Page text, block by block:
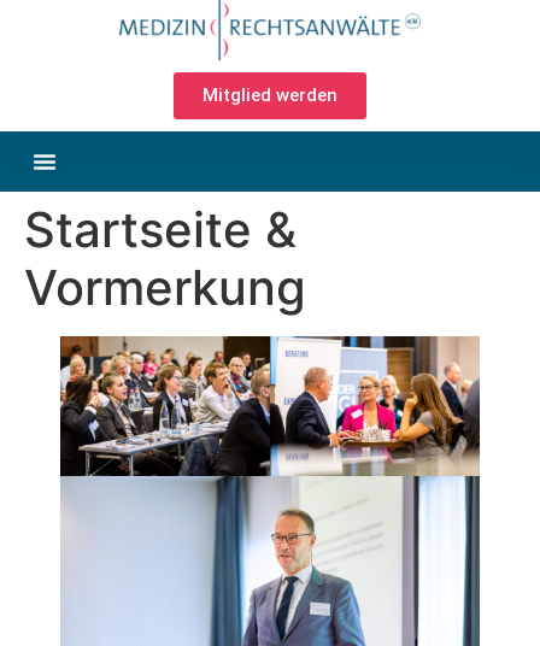
Mitglied werden
Startseite &
Vormerkung